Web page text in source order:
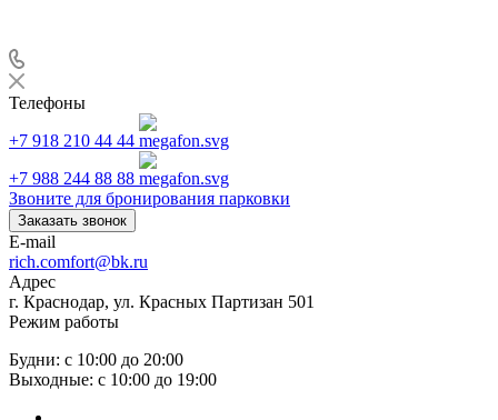
Телефоны
+7 918 210 44 44
+7 988 244 88 88
Звоните для бронирования парковки
Заказать звонок
E-mail
rich.comfort@bk.ru
Адрес
г. Краснодар, ул. Красных Партизан 501
Режим работы
Будни: с 10:00 до 20:00
Выходные: с 10:00 до 19:00